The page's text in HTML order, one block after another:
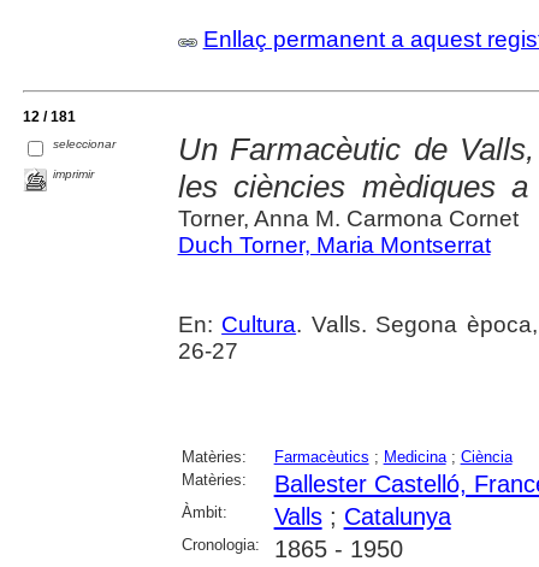
Enllaç permanent a aquest
12 / 181
seleccionar
imprimir
Un Farmacèutic de
les ciències mèdiques a
Torner, Anna M. Carmona Cornet
Duch Torner, Maria Montserrat
En: Cultura. Valls. Segona
26-27
Matèries: Farmacèutics ; Medicina; Ciència
Matèries:
Ballester Castelló,
Àmbit: Valls; Catalunya
Cronologia: 1865 - 1950